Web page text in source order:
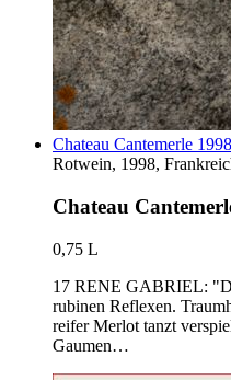
Chateau Cantemerle
Rotwein, 1998,
Chateau
0,75 L
17 RENE GABRIEL:
rubinen Reflexen.
reifer Merlot tanzt
Gaumen…